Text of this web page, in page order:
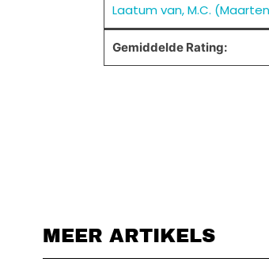
Laatum van, M.C.
Gemiddelde Rating:
MEER ARTIKELS